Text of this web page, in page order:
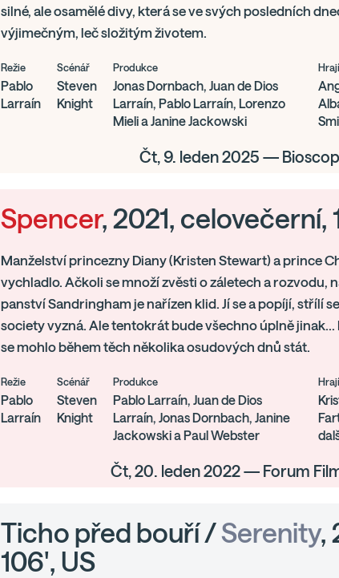
silné, ale osamělé divy, která se ve svých posledních
výjimečným, leč složitým životem.
Režie
Pablo
Larraín
Scénář
Steven
Knight
Produkce
Jonas Dornbach, Juan de Dios
Larraín, Pablo Larraín, Lorenzo
Mieli a Janine Jackowski
Hrají
Čt, 9. leden 2025 — Bioscop
Spencer, 2021, celovečerní,
Manželství princezny Diany (Kristen Stewart) a prince
vychladlo. Ačkoli se množí zvěsti o záletech a rozvodu,
panství Sandringham je nařízen klid. Jí se a popíjí, střílí
society vyzná. Ale tentokrát bude všechno úplně
se mohlo během těch několika osudových dnů stát.
Režie
Pablo
Larraín
Scénář
Steven
Knight
Produkce
Pablo Larraín, Juan de Dios
Larraín, Jonas Dornbach, Janine
Jackowski a Paul Webster
Hrají
Čt, 20. leden 2022 — Forum
Ticho před bouří /Serenity,
106', US